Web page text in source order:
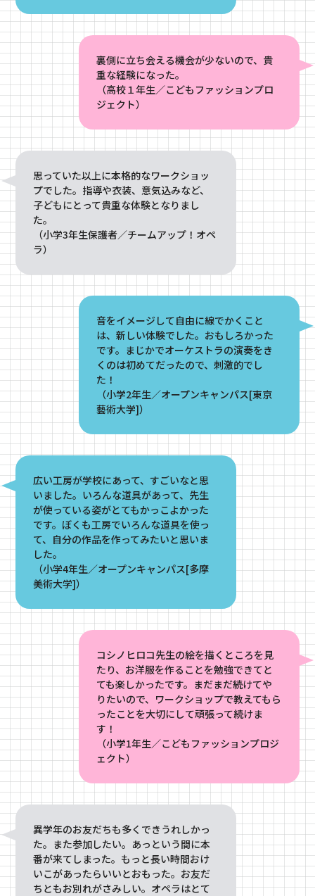
裏側に立ち会える機会が少ないので、貴
重な経験になった。
（高校１年生／こどもファッションプロ
ジェクト）
思っていた以上に本格的なワークショッ
プでした。指導や衣装、意気込みなど、
子どもにとって貴重な体験となりまし
た。
（小学3年生保護者／チームアップ！オペ
ラ）
音をイメージして自由に線でかくこと
は、新しい体験でした。おもしろかった
です。まじかでオーケストラの演奏をき
くのは初めてだったので、刺激的でし
た！
（小学2年生／オープンキャンパス[東京
藝術大学]）
広い工房が学校にあって、すごいなと思
いました。いろんな道具があって、先生
が使っている姿がとてもかっこよかった
です。ぼくも工房でいろんな道具を使っ
て、自分の作品を作ってみたいと思いま
した。
（小学4年生／オープンキャンパス[多摩
美術大学]）
コシノヒロコ先生の絵を描くところを見
たり、お洋服を作ることを勉強できてと
ても楽しかったです。まだまだ続けてや
りたいので、ワークショップで教えてもら
ったことを大切にして頑張って続けま
す！
（小学1年生／こどもファッションプロジ
ェクト）
異学年のお友だちも多くできうれしかっ
た。また参加したい。あっという間に本
番が来てしまった。もっと長い時間おけ
いこがあったらいいとおもった。お友だ
ちともお別れがさみしい。オペラはとて